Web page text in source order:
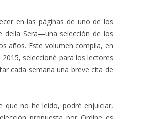
en las páginas de uno de los
della Sera—una selección de los
años. Este volumen compila, en
seleccioné para los lectores
cada semana una breve cita de
que no he leído, podré enjuiciar,